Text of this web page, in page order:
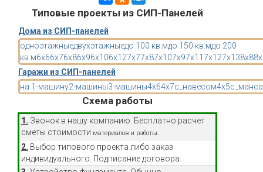
Типовые проекты из СИП-Панелей
Дома из СИП-панелей
одноэтажныедвухэтажныедо 100 кв.мдо 150 кв.мдо 200
кв.м6x66x76x86x96x106x127x77x87x107x97x11 7x127x138x8
Гаражи из СИП-панелей
на 1-машину2-машины3-машины4x64x7с_навесом4x5
Схема работы
1. Звонок в нашу компанию. Бесплатно расчет
сметы стоимости материалов и работы.
2. Выбор типового проекта либо заказ
индивидуального. Подписание договора.